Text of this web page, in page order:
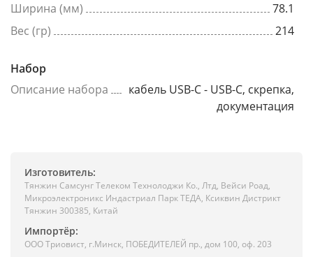
Ширина (мм)
78.1
Вес (гр)
214
Набор
Описание набора
кабель USB-C - USB-C, скрепка,
документация
Изготовитель:
Тянжин Самсунг Телеком Технолоджи Ко., Лтд, Вейси Роад,
Микроэлектроникс Индастриал Парк ТЕДА, Ксиквин Дистрикт
Тянжин 300385, Китай
Импортёр:
ООО Триовист, г.Минск, ПОБЕДИТЕЛЕЙ пр., дом 100, оф. 203